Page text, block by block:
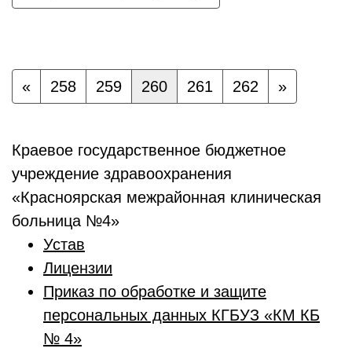
« 258 259 260 261 262 »
Краевое государственное бюджетное
учреждение здравоохранения
«Красноярская межрайонная клиническая
больница №4»
Устав
Лицензии
Приказ по обработке и защите
персональных данных КГБУЗ «КМ КБ
№ 4»